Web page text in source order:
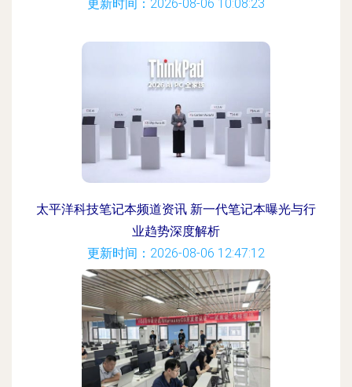
更新时间：2026-08-06 10:08:23
太平洋科技笔记本频道资讯 新一代笔记本曝光与行
业趋势深度解析
更新时间：2026-08-06 12:47:12